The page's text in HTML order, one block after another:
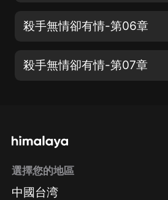
殺手無情卻有情-第06章
殺手無情卻有情-第07章
選擇您的地區
中國台湾